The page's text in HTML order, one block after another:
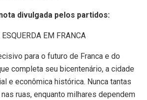
divulgada pelos partidos:
EM FRANCA
para o futuro de Franca e do
completa seu bicentenário, a cidade
e econômica histórica. Nunca tantas
ruas, enquanto milhares dependem